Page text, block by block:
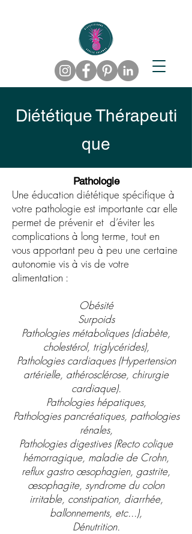
DiététiqueThérapeuti
que
Pathologie
Une éducation diététique spécifique à
votre pathologie est importante car elle
permet de prévenir et d’éviter les
complications à long terme, tout en
vous apportant peu à peu une certaine
autonomie vis à vis de votre
alimentation :
Obésité
Surpoids
Pathologies métaboliques (diabète,
cholestérol, triglycérides),
Pathologies cardiaques (Hypertension
artérielle, athérosclérose, chirurgie
cardiaque).
Pathologies hépatiques,
Pathologies pancréatiques, pathologies
rénales,
Pathologies digestives (Recto colique
hémorragique, maladie de Crohn,
reflux gastro œsophagien, gastrite,
œsophagite, syndrome du colon
irritable, constipation, diarrhée,
ballonnements, etc...),
Dénutrition.